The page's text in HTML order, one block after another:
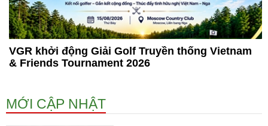
VGR khởi động Giải Golf Truyền thống Vietnam
& Friends Tournament 2026
MỚI CẬP NHẬT